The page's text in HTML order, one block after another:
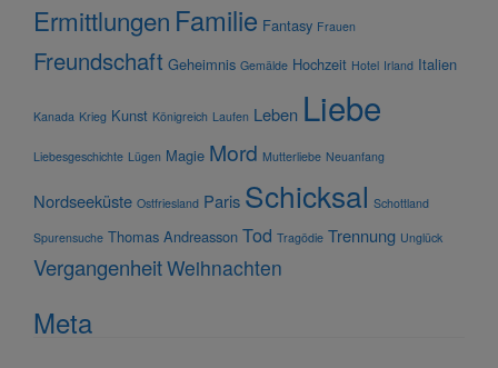
Ermittlungen Familie Fantasy Frauen
Freundschaft Geheimnis Gemälde Hochzeit Hotel Irland Italien
Kanada Krieg Kunst Königreich Laufen Leben Liebe
Liebesgeschichte Lügen Magie Mord Mutterliebe Neuanfang
Nordseeküste Ostfriesland Paris Schicksal Schottland
Spurensuche Thomas Andreasson Tod Tragödie Trennung Unglück
VergangenheitWeihnachten
Meta